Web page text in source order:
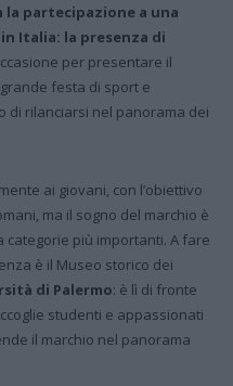
partecipazione a una
Italia: la presenza di
per presentare il
festa di sport e
di rilanciarsi nel panorama dei
ai giovani, con l’obiettivo
ma il sogno del marchio è
più importanti. A fare
è il Museo storico dei
di Palermo: è lì di fronte
studenti e appassionati
il marchio nel panorama